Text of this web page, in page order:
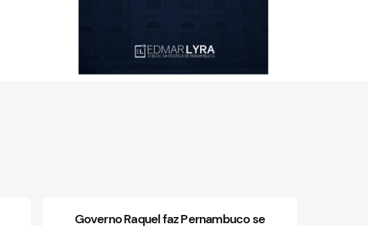
Governo Raquel faz Pernambuco se